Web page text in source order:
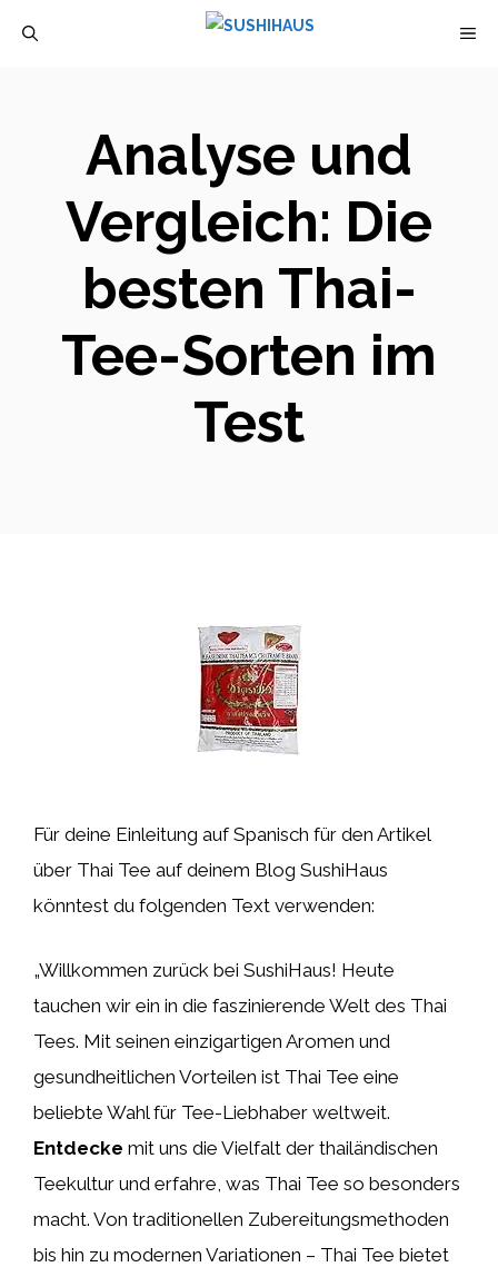
Analyse und
Vergleich: Die
besten Thai-
Tee-Sorten im
Test
Für deine Einleitung auf Spanisch für den Artikel
über Thai Tee auf deinem Blog SushiHaus
könntest du folgenden Text verwenden:
„Willkommen zurück bei SushiHaus! Heute
tauchen wir ein in die faszinierende Welt des Thai
Tees. Mit seinen einzigartigen Aromen und
gesundheitlichen Vorteilen ist Thai Tee eine
beliebte Wahl für Tee-Liebhaber weltweit.
Entdecke mit uns die Vielfalt der thailändischen
Teekultur und erfahre, was Thai Tee so besonders
macht. Von traditionellen Zubereitungsmethoden
bis hin zu modernen Variationen – Thai Tee bietet